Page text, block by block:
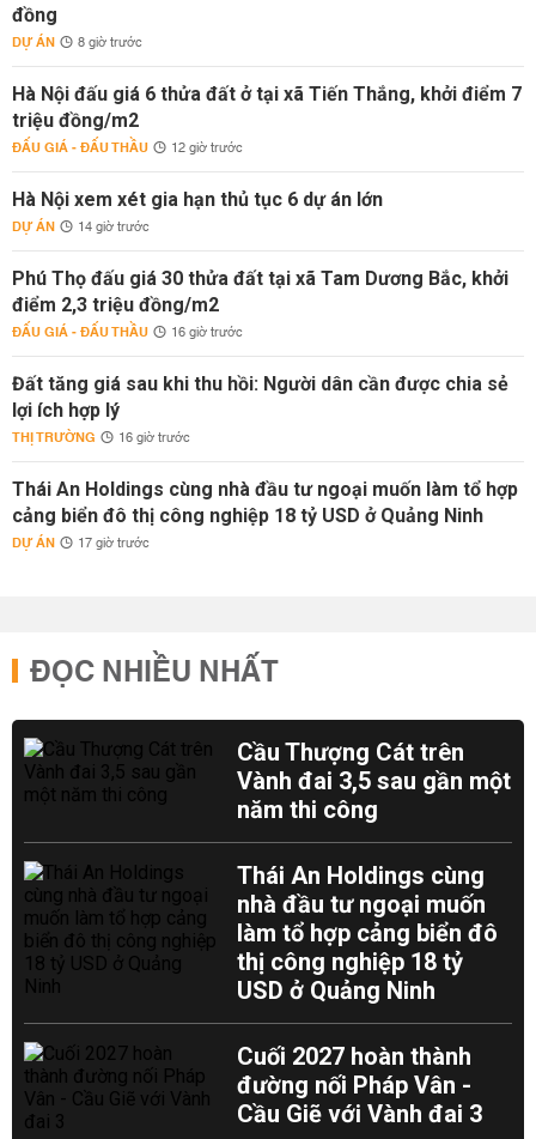
đồng
DỰ ÁN 8 giờ trước
Hà Nội đấu giá 6 thửa đất ở tại xã Tiến Thắng, khởi điểm 7
triệu đồng/m2
ĐẤU GIÁ - ĐẤU THẦU 12 giờ trước
Hà Nội xem xét gia hạn thủ tục 6 dự án lớn
DỰ ÁN 14 giờ trước
Phú Thọ đấu giá 30 thửa đất tại xã Tam Dương Bắc, khởi
điểm 2,3 triệu đồng/m2
ĐẤU GIÁ - ĐẤU THẦU 16 giờ trước
Đất tăng giá sau khi thu hồi: Người dân cần được chia sẻ
lợi ích hợp lý
THỊ TRƯỜNG 16 giờ trước
Thái An Holdings cùng nhà đầu tư ngoại muốn làm tổ hợp
cảng biển đô thị công nghiệp 18 tỷ USD ở Quảng Ninh
DỰ ÁN 17 giờ trước
ĐỌC NHIỀU NHẤT
Cầu Thượng Cát trên
Vành đai 3,5 sau gần một
năm thi công
Thái An Holdings cùng
nhà đầu tư ngoại muốn
làm tổ hợp cảng biển đô
thị công nghiệp 18 tỷ
USD ở Quảng Ninh
Cuối 2027 hoàn thành
đường nối Pháp Vân -
Cầu Giẽ với Vành đai 3